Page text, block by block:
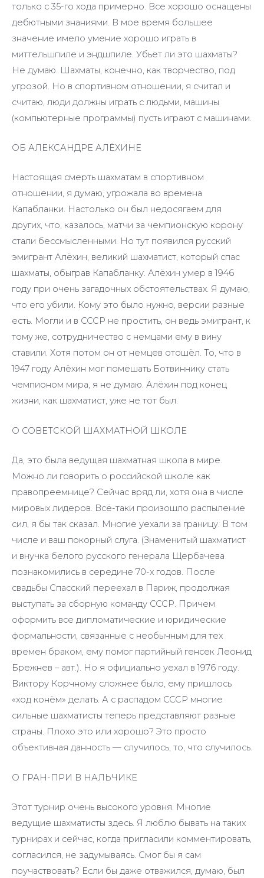
только с 35-го хода примерно. Все хорошо оснащены
дебютными знаниями. В мое время большее
значение имело умение хорошо играть в
миттельшпиле и эндшпиле. Убьет ли это шахматы?
Не думаю. Шахматы, конечно, как творчество, под
угрозой. Но в спортивном отношении, я считал и
считаю, люди должны играть с людьми, машины
(компьютерные программы) пусть играют с машинами.
ОБ АЛЕКСАНДРЕ АЛЁХИНЕ
Настоящая смерть шахматам в спортивном
отношении, я думаю, угрожала во времена
Капабланки. Настолько он был недосягаем для
других, что, казалось, матчи за чемпионскую корону
стали бессмысленными. Но тут появился русский
эмигрант Алёхин, великий шахматист, который спас
шахматы, обыграв Капабланку. Алёхин умер в 1946
году при очень загадочных обстоятельствах. Я думаю,
что его убили. Кому это было нужно, версии разные
есть. Могли и в СССР не простить, он ведь эмигрант, к
тому же, сотрудничество с немцами ему в вину
ставили. Хотя потом он от немцев отошёл. То, что в
1947 году Алёхин мог помешать Ботвиннику стать
чемпионом мира, я не думаю. Алёхин под конец
жизни, как шахматист, уже не тот был.
О СОВЕТСКОЙ ШАХМАТНОЙ ШКОЛЕ
Да, это была ведущая шахматная школа в мире.
Можно ли говорить о российской школе как
правопреемнице? Сейчас вряд ли, хотя она в числе
мировых лидеров. Всё-таки произошло распыление
сил, я бы так сказал. Многие уехали за границу. В том
числе и ваш покорный слуга. (Знаменитый шахматист
и внучка белого русского генерала Щербачева
познакомились в середине 70-х годов. После
свадьбы Спасский переехал в Париж, продолжая
выступать за сборную команду СССР. Причем
оформить все дипломатические и юридические
формальности, связанные с необычным для тех
времен браком, ему помог партийный генсек Леонид
Брежнев – авт.). Но я официально уехал в 1976 году.
Виктору Корчному сложнее было, ему пришлось
«ход конём» делать. А с распадом СССР многие
сильные шахматисты теперь представляют разные
страны. Плохо это или хорошо? Это просто
объективная данность — случилось, то, что случилось.
О ГРАН-ПРИ В НАЛЬЧИКЕ
Этот турнир очень высокого уровня. Многие
ведущие шахматисты здесь. Я люблю бывать на таких
турнирах и сейчас, когда пригласили комментировать,
согласился, не задумываясь. Смог бы я сам
поучаствовать? Если бы даже отважился, думаю, был